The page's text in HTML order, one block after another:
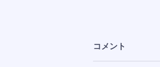
コメント